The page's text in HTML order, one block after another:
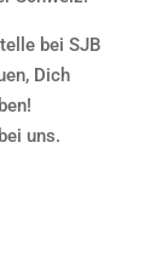
bei SJB
Dich
uns.